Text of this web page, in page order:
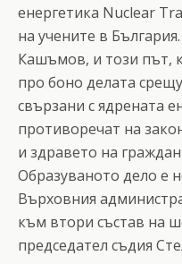
енергетика Nuclear
на учените в
Кашъмов, и този път,
про боно делата
свързани с ядрената
противоречат на
и здравето на
Образуваното дело е
Върховния
към втори състав на
председател съдия